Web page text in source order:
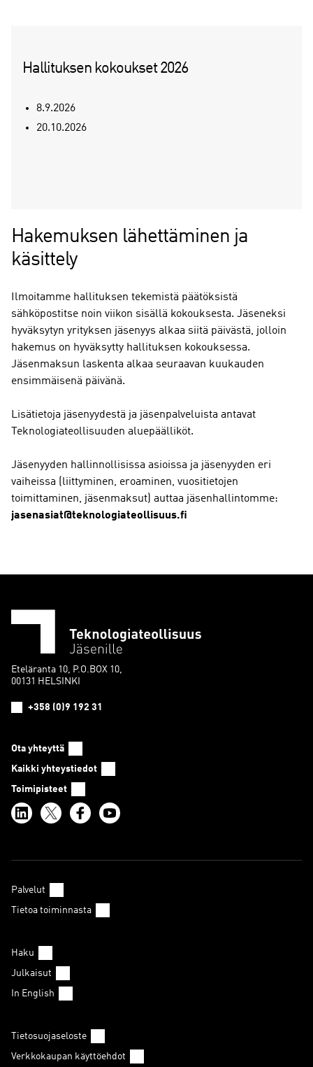
Hallituksen kokoukset 2026
8.9.2026
20.10.2026
Hakemuksen lähettäminen ja
käsittely
Ilmoitamme hallituksen tekemistä päätöksistä
sähköpostitse noin viikon sisällä kokouksesta. Jäseneksi
hyväksytyn yrityksen jäsenyys alkaa siitä päivästä, jolloin
hakemus on hyväksytty hallituksen kokouksessa.
Jäsenmaksun laskenta alkaa seuraavan kuukauden
ensimmäisenä päivänä.
Lisätietoja jäsenyydestä ja jäsenpalveluista antavat
Teknologiateollisuuden aluepäälliköt.
Jäsenyyden hallinnollisissa asioissa ja jäsenyyden eri
vaiheissa (liittyminen, eroaminen, vuositietojen
toimittaminen, jäsenmaksut) auttaa jäsenhallintomme:
jasenasiat@teknologiateollisuus.fi
Eteläranta 10, P.O.BOX 10,
00131 HELSINKI
+358 (0)9 192 31
Ota yhteyttä
Kaikki yhteystiedot
Toimipisteet
Palvelut
Tietoa toiminnasta
Haku
Julkaisut
In English
Tietosuojaseloste
Verkkokaupan käyttöehdot